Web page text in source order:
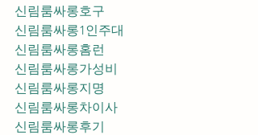
신림룸싸롱호구
신림룸싸롱1인주대
신림룸싸롱홈런
신림룸싸롱가성비
신림룸싸롱지명
신림룸싸롱차이사
신림룸싸롱후기